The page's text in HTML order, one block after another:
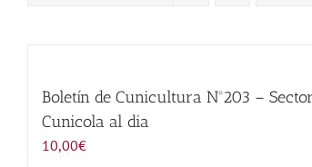
Boletín de Cunicultura Nº203 – Sector
Cunicola al dia
10,00€